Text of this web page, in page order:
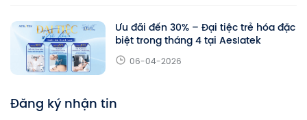
Ưu đãi đến 30% – Đại tiệc trẻ hóa đặc
biệt trong tháng 4 tại Aeslatek
06-04-2026
Đăng ký nhận tin